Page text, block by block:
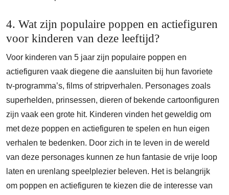
4. Wat zijn populaire poppen en actiefiguren
voor kinderen van deze leeftijd?
Voor kinderen van 5 jaar zijn populaire poppen en
actiefiguren vaak diegene die aansluiten bij hun favoriete
tv-programma’s, films of stripverhalen. Personages zoals
superhelden, prinsessen, dieren of bekende cartoonfiguren
zijn vaak een grote hit. Kinderen vinden het geweldig om
met deze poppen en actiefiguren te spelen en hun eigen
verhalen te bedenken. Door zich in te leven in de wereld
van deze personages kunnen ze hun fantasie de vrije loop
laten en urenlang speelplezier beleven. Het is belangrijk
om poppen en actiefiguren te kiezen die de interesse van